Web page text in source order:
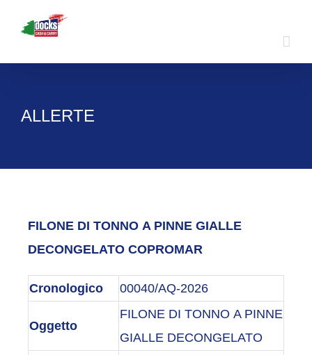
ALLERTE
FILONE DI TONNO A PINNE GIALLE
DECONGELATO COPROMAR
Cronologico 00040/AQ-2026
Oggetto
FILONE DI TONNO A PINNE
GIALLE DECONGELATO